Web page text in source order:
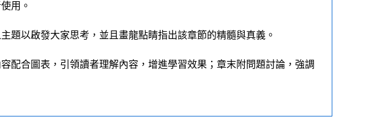
用。
題以啟發大家思考，並且畫龍點睛指出該章節的精髓與真義。
配合圖表，引領讀者理解內容，增進學習效果；章末附問題討論，強調